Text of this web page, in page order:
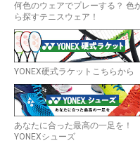
何色のウェアでプレーする？ 色
ら探すテニスウェア！
YONEX硬式ラケットこちらから
あなたに合った最高の一足を！
YONEXシューズ